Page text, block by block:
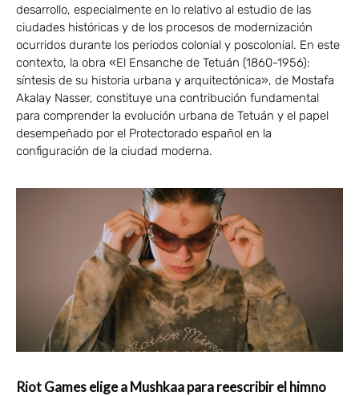
desarrollo, especialmente en lo relativo al estudio de las
ciudades históricas y de los procesos de modernización
ocurridos durante los periodos colonial y poscolonial. En este
contexto, la obra «El Ensanche de Tetuán (1860-1956):
síntesis de su historia urbana y arquitectónica», de Mostafa
Akalay Nasser, constituye una contribución fundamental
para comprender la evolución urbana de Tetuán y el papel
desempeñado por el Protectorado español en la
configuración de la ciudad moderna.
Riot Games elige a Mushkaa para reescribir el himno